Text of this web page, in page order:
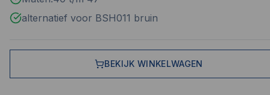
alternatief voor BSH011 bruin
BEKIJK WINKELWAGEN